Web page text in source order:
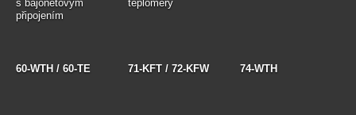
60-WTH / 60-TE 71-KFT / 72-KFW 74-WTH